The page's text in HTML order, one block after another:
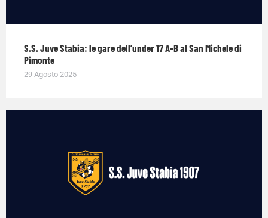
S.S. Juve Stabia: le gare dell’under 17 A-B al San Michele di
Pimonte
29 Agosto 2025